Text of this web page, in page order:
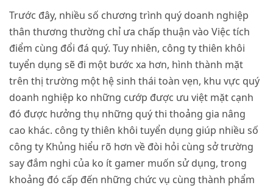
Trước đây, nhiều số chương trình quý doanh nghiệp
thân thương thường chỉ ưa chấp thuận vào Việc tích
điểm cùng đổi đá quý. Tuy nhiên, công ty thiên khôi
tuyển dụng sẽ đi một bước xa hơn, hình thành mặt
trên thị trường một hệ sinh thái toàn vẹn, khu vực quý
doanh nghiệp ko những cướp được ưu việt mặt cạnh
đó được hưởng thụ những quý thi thoảng gia nâng
cao khác. công ty thiên khôi tuyển dụng giúp nhiều số
công ty Khủng hiểu rõ hơn về đòi hỏi cùng sở trường
say đắm nghi của ko ít gamer muốn sử dụng, trong
khoảng đó cấp đến những chức vụ cùng thành phẩm